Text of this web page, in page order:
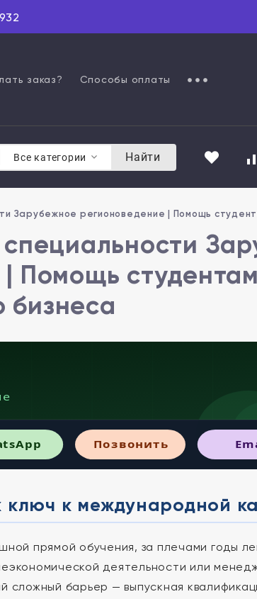
заказ? Способы оплаты
Все категории Найти
Зарубежное регионоведение | Помощь
Помощь
бизнеса
Позвонить
ключ к международной
прямой обучения, за плечами годы
деятельности или
сложный барьер — выпускная